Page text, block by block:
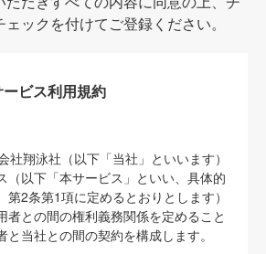
ックを付けてご登録ください。
ビス利用規約
社翔泳社（以下「当社」といいます）
（以下「本サービス」といい、具体的
第2条第1項に定めるとおりとします）
者との間の権利義務関係を定めること
と当社との間の契約を構成します。